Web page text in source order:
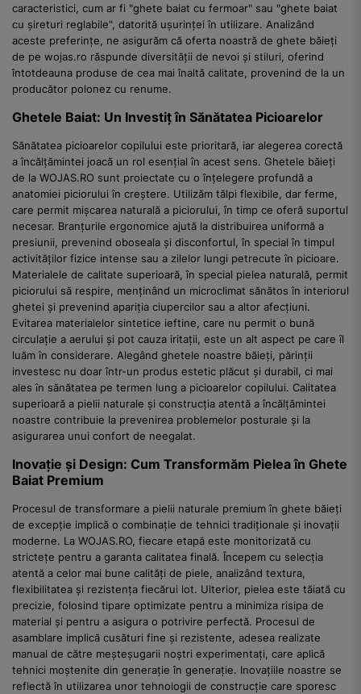
caracteristici, cum ar fi "ghete baiat cu fermoar" sau "ghete baiat
cu șireturi reglabile", datorită ușurinței în utilizare. Analizând
aceste preferințe, ne asigurăm că oferta noastră de ghete băieți
de pe wojas.ro răspunde diversității de nevoi și stiluri, oferind
întotdeauna produse de cea mai înaltă calitate, provenind de la un
producător polonez cu renume.
Ghetele Baiat: Un Investiț în Sănătatea Picioarelor
Sănătatea picioarelor copilului este prioritară, iar alegerea corectă
a încălțămintei joacă un rol esențial în acest sens. Ghetele băieți
de la WOJAS.RO sunt proiectate cu o înțelegere profundă a
anatomiei piciorului în creștere. Utilizăm tălpi flexibile, dar ferme,
care permit mișcarea naturală a piciorului, în timp ce oferă suportul
necesar. Branțurile ergonomice ajută la distribuirea uniformă a
presiunii, prevenind oboseala și disconfortul, în special în timpul
activităților fizice intense sau a zilelor lungi petrecute în picioare.
Materialele de calitate superioară, în special pielea naturală, permit
piciorului să respire, menținând un microclimat sănătos în interiorul
ghetei și prevenind apariția ciupercilor sau a altor afecțiuni.
Evitarea materialelor sintetice ieftine, care nu permit o bună
circulație a aerului și pot cauza iritații, este un alt aspect pe care îl
luăm în considerare. Alegând ghetele noastre băieți, părinții
investesc nu doar într-un produs estetic plăcut și durabil, ci mai
ales în sănătatea pe termen lung a picioarelor copilului. Calitatea
superioară a pielii naturale și construcția atentă a încălțămintei
noastre contribuie la prevenirea problemelor posturale și la
asigurarea unui confort de neegalat.
Inovație și Design: Cum Transformăm Pielea în Ghete
Baiat Premium
Procesul de transformare a pielii naturale premium în ghete băieți
de excepție implică o combinație de tehnici tradiționale și inovații
moderne. La WOJAS.RO, fiecare etapă este monitorizată cu
strictețe pentru a garanta calitatea finală. Începem cu selecția
atentă a celor mai bune calități de piele, analizând textura,
flexibilitatea și rezistența fiecărui lot. Ulterior, pielea este tăiată cu
precizie, folosind tipare optimizate pentru a minimiza risipa de
material și pentru a asigura o potrivire perfectă. Procesul de
asamblare implică cusături fine și rezistente, adesea realizate
manual de către meșteșugarii noștri experimentați, care aplică
tehnici moștenite din generație în generație. Inovațiile noastre se
reflectă în utilizarea unor tehnologii de construcție care sporesc